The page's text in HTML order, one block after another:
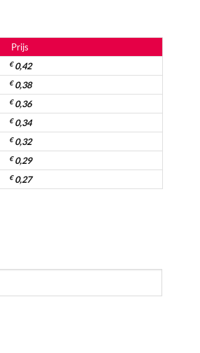
Prijs
€0,42
€0,38
€0,36
€0,34
€0,32
€0,29
€0,27